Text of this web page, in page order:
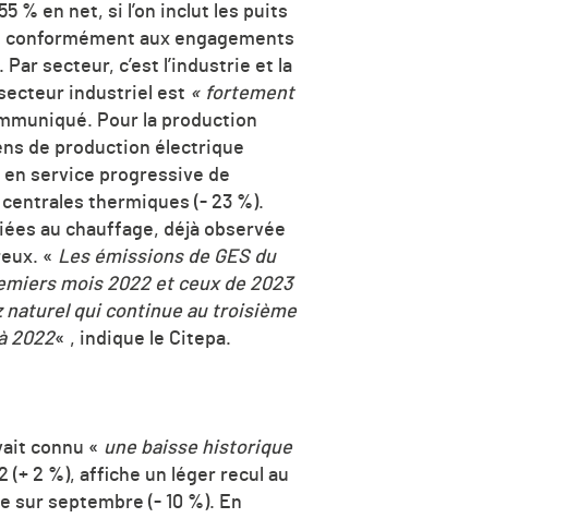
% en net, si l’on inclut les puits
conformément aux engagements
secteur, c’est l’industrie et la
industriel est « fortement
Pour la production
de production électrique
en service progressive de
thermiques (- 23 %).
au chauffage, déjà observée
« Les émissions de GES du
mois 2022 et ceux de 2023
naturel qui continue au troisième
2022« , indique le Citepa.
connu « une baisse historique
(+ 2 %), affiche un léger recul au
sur septembre (- 10 %). En